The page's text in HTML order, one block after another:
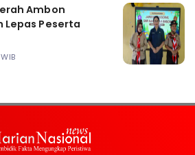
Ambon
Lepas Peserta